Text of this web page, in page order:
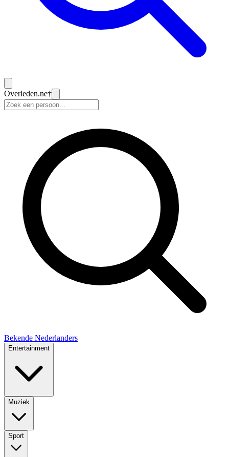
Overleden.ne†
Bekende Nederlanders
Entertainment
Muziek
Sport